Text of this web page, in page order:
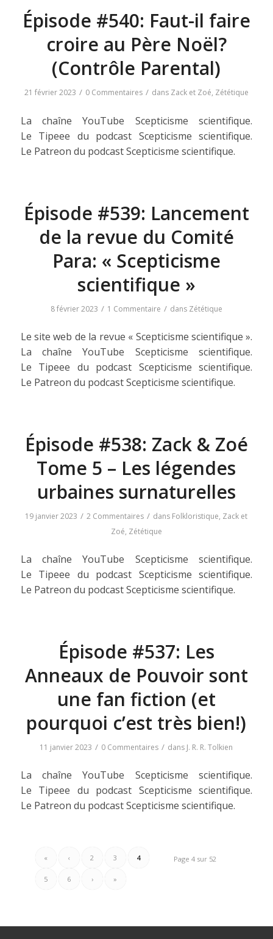
Épisode #540: Faut-il faire
croire au Père Noël?
(Contrôle Parental)
21 février 2023 / 0 Commentaires / dans Zack et Zoé, Zététique
La chaîne YouTube Scepticisme scientifique.
Le Tipeee du podcast Scepticisme scientifique.
Le Patreon du podcast Scepticisme scientifique.
Épisode #539: Lancement
de la revue du Comité
Para: « Scepticisme
scientifique »
8 février 2023 / 1 Commentaire / dans Zététique
Le site web de la revue « Scepticisme scientifique ».
La chaîne YouTube Scepticisme scientifique.
Le Tipeee du podcast Scepticisme scientifique.
Le Patreon du podcast Scepticisme scientifique.
Épisode #538: Zack & Zoé
Tome 5 – Les légendes
urbaines surnaturelles
19 janvier 2023 / 2 Commentaires / dans Folkloristique, Zack et
Zoé, Zététique
La chaîne YouTube Scepticisme scientifique.
Le Tipeee du podcast Scepticisme scientifique.
Le Patreon du podcast Scepticisme scientifique.
Épisode #537: Les
Anneaux de Pouvoir sont
une fan fiction (et
pourquoi c’est très bien!)
11 janvier 2023 / 0 Commentaires / dans J. R. R. Tolkien
La chaîne YouTube Scepticisme scientifique.
Le Tipeee du podcast Scepticisme scientifique.
Le Patreon du podcast Scepticisme scientifique.
Page 4 sur 52
« ‹ 2 3 4
5 6 › »